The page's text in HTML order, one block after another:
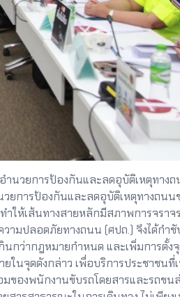
วยการป้องกันและลดอุบัติเหตุทาง
ยการป้องกันและลดอุบัติเหตุทางถนน
ให้เส้นทางสายหลักมีสภาพการจรา
ามปลอดภัยทางถนน (ศปถ.) จึงได้กำ
นกว่ากฎหมายกำหนด และเพิ่มการตั้ง
ในจุดดังกล่าว เพื่อบริการประชาชนที่
ของพนักงานขับรถโดยสารและรถขน